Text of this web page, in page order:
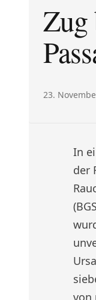
Zug
23.
In
der
von